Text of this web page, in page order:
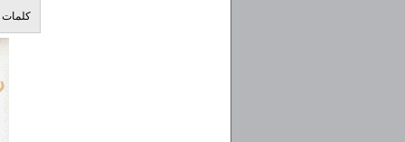
کلمات